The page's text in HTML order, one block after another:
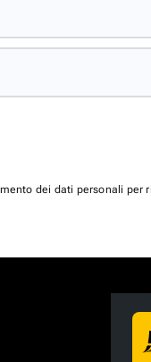
dei dati personali